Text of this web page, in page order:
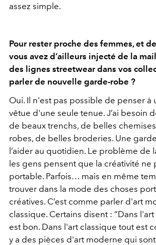
assez simple.
Pour rester proche des femmes, et
vous avez d’ailleurs injecté de la
des lignes streetwear dans vos
parler de nouvelle garde-robe ?
Oui. Il n'est pas possible de penser à
vêtue d'une seule tenue. J’ai besoin
de beaux trenchs, de belles
robes, de belles broderies. Une
l’aider au quotidien. Le problème de
les gens pensent que la créativité ne
portable. Parfois… mais en même
trouver dans la mode des choses
créatives. C’est comme parler d'art
classique. Certains disent : “Dans
est bon. Dans l'art classique tout est
y a des pièces d'art moderne qui